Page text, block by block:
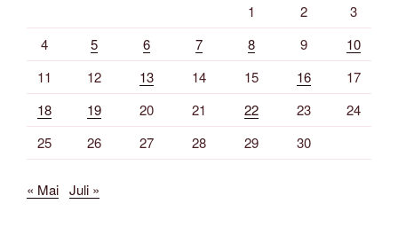
1 2
3
4
5 6 7 8 9
10
11
12 13 14 15 16
17
18
19 20 21 22 23
24
25
26 27 28 29 30
« Mai Juli »